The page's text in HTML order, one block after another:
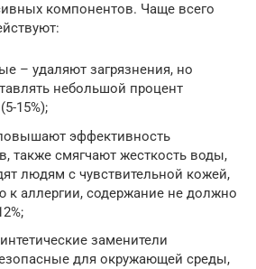
компонентов. Чаще всего
– удаляют загрязнения, но
небольшой процент
15%);
эффективность
также смягчают жесткость воды,
людям с чувствительной кожей,
к аллергии, содержание не должно
заменители
для окружающей среды,